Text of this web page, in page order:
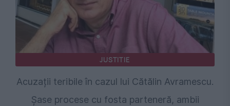
JUSTITIE
Acuzații teribile în cazul lui Cătălin Avramescu.
Șase procese cu fosta parteneră, ambii